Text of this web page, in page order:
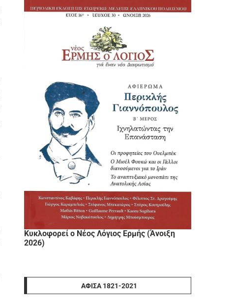
Κυκλοφορεί ο Νέος Λόγιος Ερμής (Άνοιξη
2026)
ΑΦΊΣΑ 1821-2021